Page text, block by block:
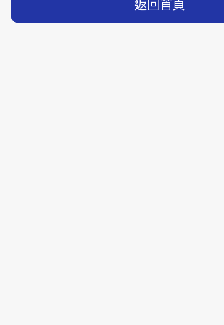
返回首頁